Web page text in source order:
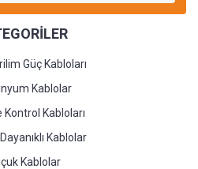
Güç Kabloları
Kablolar
Kontrol Kabloları
Kablolar
Kablolar